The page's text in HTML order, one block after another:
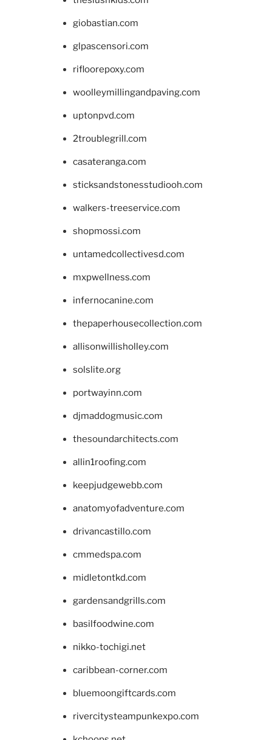
giobastian.com
glpascensori.com
rifloorepoxy.com
woolleymillingandpaving.com
uptonpvd.com
2troublegrill.com
casateranga.com
sticksandstonesstudiooh.com
walkers-treeservice.com
shopmossi.com
untamedcollectivesd.com
mxpwellness.com
infernocanine.com
thepaperhousecollection.com
allisonwillisholley.com
solslite.org
portwayinn.com
djmaddogmusic.com
thesoundarchitects.com
allin1roofing.com
keepjudgewebb.com
anatomyofadventure.com
drivancastillo.com
cmmedspa.com
midletontkd.com
gardensandgrills.com
basilfoodwine.com
nikko-tochigi.net
caribbean-corner.com
bluemoongiftcards.com
rivercitysteampunkexpo.com